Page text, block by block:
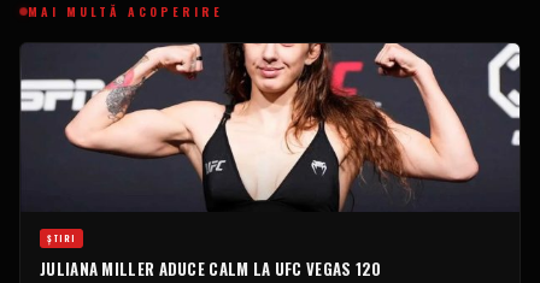
MAI MULTĂ ACOPERIRE
ŞTIRI
JULIANA MILLER ADUCE CALM LA UFC VEGAS 120